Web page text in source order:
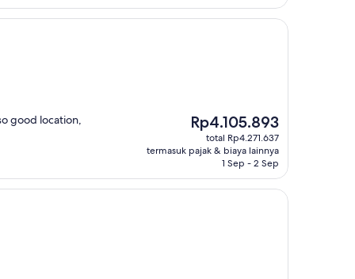
good location,
Harga
sekarang
Rp4.105.893
Rp4.105.893
total Rp4.271.637
termasuk pajak & biaya lainnya
1 Sep - 2 Sep